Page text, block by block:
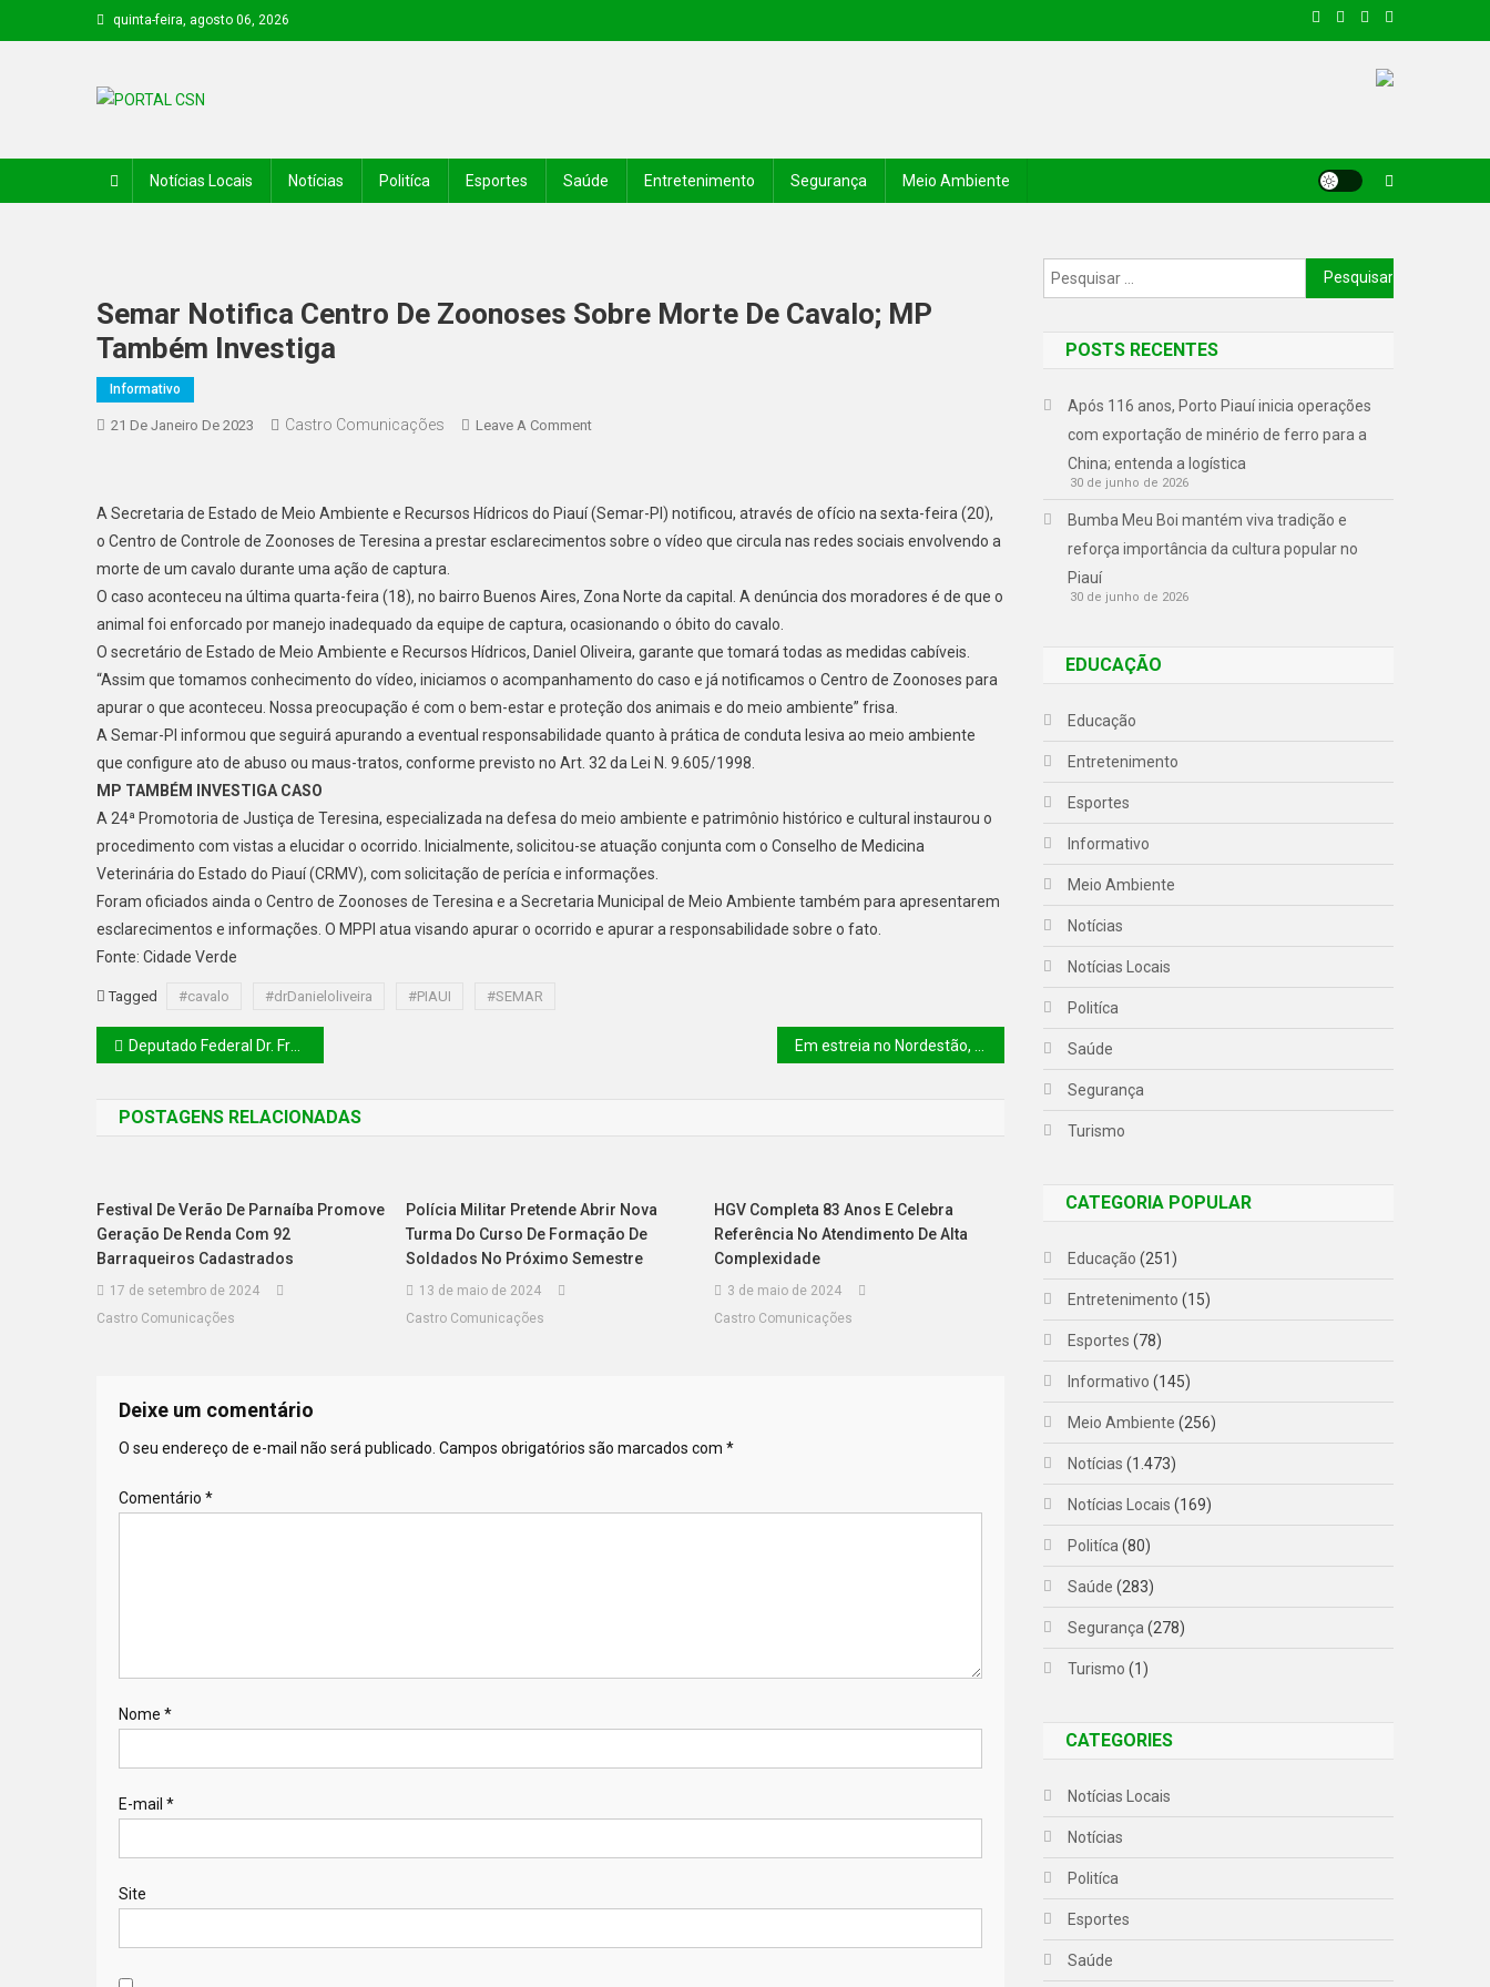
quinta-feira, agosto 06, 2026
Notícias Locais Notícias Politíca Esportes Saúde Entretenimento Segurança Meio Ambiente
Semar Notifica Centro De Zoonoses Sobre Morte De Cavalo; MP
Também Investiga
Informativo
21 De Janeiro De 2023 Castro Comunicações Leave A Comment
A Secretaria de Estado de Meio Ambiente e Recursos Hídricos do Piauí (Semar-PI) notificou, através de ofício na sexta-feira (20),
o Centro de Controle de Zoonoses de Teresina a prestar esclarecimentos sobre o vídeo que circula nas redes sociais envolvendo a
morte de um cavalo durante uma ação de captura.
O caso aconteceu na última quarta-feira (18), no bairro Buenos Aires, Zona Norte da capital. A denúncia dos moradores é de que o
animal foi enforcado por manejo inadequado da equipe de captura, ocasionando o óbito do cavalo.
O secretário de Estado de Meio Ambiente e Recursos Hídricos, Daniel Oliveira, garante que tomará todas as medidas cabíveis.
“Assim que tomamos conhecimento do vídeo, iniciamos o acompanhamento do caso e já notificamos o Centro de Zoonoses para
apurar o que aconteceu. Nossa preocupação é com o bem-estar e proteção dos animais e do meio ambiente” frisa.
A Semar-PI informou que seguirá apurando a eventual responsabilidade quanto à prática de conduta lesiva ao meio ambiente
que configure ato de abuso ou maus-tratos, conforme previsto no Art. 32 da Lei N. 9.605/1998.
MP TAMBÉM INVESTIGA CASO
A 24ª Promotoria de Justiça de Teresina, especializada na defesa do meio ambiente e patrimônio histórico e cultural instaurou o
procedimento com vistas a elucidar o ocorrido. Inicialmente, solicitou-se atuação conjunta com o Conselho de Medicina
Veterinária do Estado do Piauí (CRMV), com solicitação de perícia e informações.
Foram oficiados ainda o Centro de Zoonoses de Teresina e a Secretaria Municipal de Meio Ambiente também para apresentarem
esclarecimentos e informações. O MPPI atua visando apurar o ocorrido e apurar a responsabilidade sobre o fato.
Fonte: Cidade Verde
Tagged #cavalo #drDanieloliveira #PIAUI #SEMAR
Deputado Federal Dr. Francisco Costa defende curso de medicina para o campos de Floriano
POSTAGENS RELACIONADAS
Festival De Verão De Parnaíba Promove
Geração De Renda Com 92
Barraqueiros Cadastrados
17 de setembro de 2024
Castro Comunicações
Polícia Militar Pretende Abrir Nova
Turma Do Curso De Formação De
Soldados No Próximo Semestre
13 de maio de 2024
Castro Comunicações
HGV Completa 83 Anos E Celebra
Referência No Atendimento De Alta
Complexidade
3 de maio de 2024
Castro Comunicações
Deixe um comentário
O seu endereço de e-mail não será publicado. Campos obrigatórios são marcados com *
Comentário *
Nome *
E-mail *
Site
POSTS RECENTES
Após 116 anos, Porto Piauí inicia operações
com exportação de minério de ferro para a
China; entenda a logística
30 de junho de 2026
Bumba Meu Boi mantém viva tradição e
reforça importância da cultura popular no
Piauí
30 de junho de 2026
EDUCAÇÃO
Educação
Entretenimento
Esportes
Informativo
Meio Ambiente
Notícias
Notícias Locais
Politíca
Saúde
Segurança
Turismo
CATEGORIA POPULAR
Educação (251)
Entretenimento (15)
Esportes (78)
Informativo (145)
Meio Ambiente (256)
Notícias (1.473)
Notícias Locais (169)
Politíca (80)
Saúde (283)
Segurança (278)
Turismo (1)
CATEGORIES
Notícias Locais
Notícias
Politíca
Esportes
Saúde